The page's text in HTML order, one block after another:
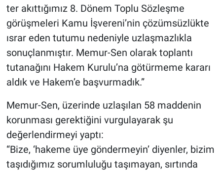
ter akıttığımız 8. Dönem Toplu Sözleşme
görüşmeleri Kamu İşvereni’nin çözümsüzlükte
ısrar eden tutumu nedeniyle uzlaşmazlıkla
sonuçlanmıştır. Memur-Sen olarak toplantı
tutanağını Hakem Kurulu’na götürmeme kararı
aldık ve Hakem’e başvurmadık.”
Memur-Sen, üzerinde uzlaşılan 58 maddenin
korunması gerektiğini vurgulayarak şu
değerlendirmeyi yaptı:
“Bize, ‘hakeme üye göndermeyin’ diyenler, bizim
taşıdığımız sorumluluğu taşımayan, sırtında